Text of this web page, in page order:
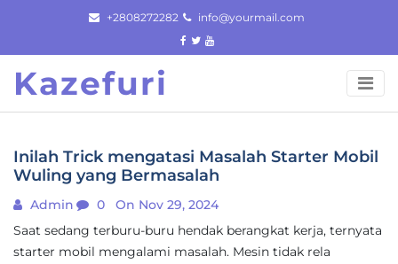
content
+2808272282 info@yourmail.com
Kazefuri
Inilah Trick mengatasi Masalah Starter Mobil
Wuling yang Bermasalah
Admin 0
On Nov 29, 2024
Saat sedang terburu-buru hendak berangkat kerja, ternyata
starter mobil mengalami masalah. Mesin tidak rela